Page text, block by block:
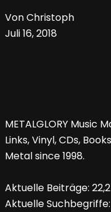
Von Christoph
Juli 16, 2018
METALGLORY Music
Links, Vinyl, CDs,
Metal since 1998.
Aktuelle Beiträge:
Aktuelle Suchbegriffe: